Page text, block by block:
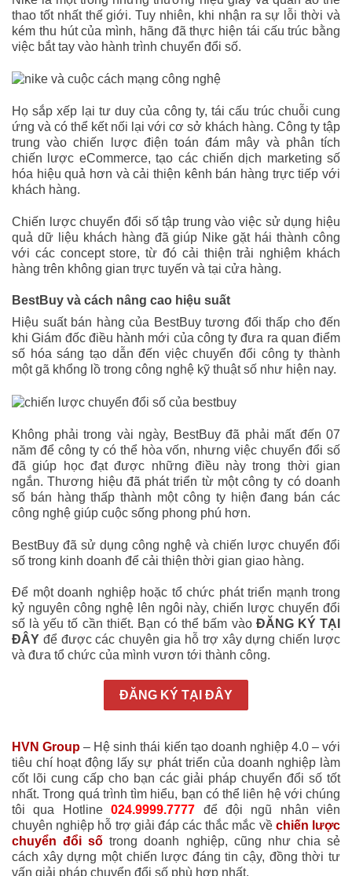
thao tốt nhất thế giới. Tuy nhiên, khi nhận ra sự lỗi thời và
kém thu hút của mình, hãng đã thực hiện tái cấu trúc bằng
việc bắt tay vào hành trình chuyển đổi số.
Họ sắp xếp lại tư duy của công ty, tái cấu trúc chuỗi cung
ứng và có thể kết nối lại với cơ sở khách hàng. Công ty tập
trung vào chiến lược điện toán đám mây và phân tích
chiến lược eCommerce, tạo các chiến dịch marketing số
hóa hiệu quả hơn và cải thiện kênh bán hàng trực tiếp với
khách hàng.
Chiến lược chuyển đổi số tập trung vào việc sử dụng hiệu
quả dữ liệu khách hàng đã giúp Nike gặt hái thành công
với các concept store, từ đó cải thiện trải nghiệm khách
hàng trên không gian trực tuyến và tại cửa hàng.
BestBuy và cách nâng cao hiệu suất
Hiệu suất bán hàng của BestBuy tương đối thấp cho đến
khi Giám đốc điều hành mới của công ty đưa ra quan điểm
số hóa sáng tạo dẫn đến việc chuyển đổi công ty thành
một gã khổng lồ trong công nghệ kỹ thuật số như hiện nay.
Không phải trong vài ngày, BestBuy đã phải mất đến 07
năm để công ty có thể hòa vốn, nhưng việc chuyển đổi số
đã giúp học đạt được những điều này trong thời gian
ngắn. Thương hiệu đã phát triển từ một công ty có doanh
số bán hàng thấp thành một công ty hiện đang bán các
công nghệ giúp cuộc sống phong phú hơn.
BestBuy đã sử dụng công nghệ và chiến lược chuyển đổi
số trong kinh doanh để cải thiện thời gian giao hàng.
Để một doanh nghiệp hoặc tổ chức phát triển mạnh trong
kỷ nguyên công nghệ lên ngôi này, chiến lược chuyển đổi
số là yếu tố cần thiết. Bạn có thể bấm vào ĐĂNG KÝ TẠI
ĐÂY để được các chuyên gia hỗ trợ xây dựng chiến lược
và đưa tổ chức của mình vươn tới thành công.
ĐĂNG KÝ TẠI ĐÂY
HVN Group – Hệ sinh thái kiến tạo doanh nghiệp 4.0 – với
tiêu chí hoạt động lấy sự phát triển của doanh nghiệp làm
cốt lõi cung cấp cho bạn các giải pháp chuyển đổi số tốt
nhất. Trong quá trình tìm hiểu, bạn có thể liên hệ với chúng
tôi qua Hotline024.9999.7777 để đội ngũ nhân viên
chuyên nghiệp hỗ trợ giải đáp các thắc mắc về chiến lược
chuyển đổi số trong doanh nghiệp, cũng như chia sẻ
cách xây dựng một chiến lược đáng tin cậy, đồng thời tư
vấn giải pháp chuyển đổi số phù hợp nhất.